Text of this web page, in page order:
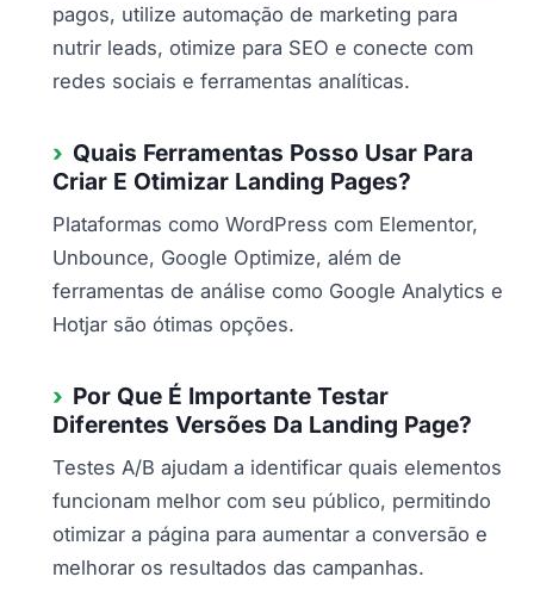
pagos, utilize automação de marketing para
nutrir leads, otimize para SEO e conecte com
redes sociais e ferramentas analíticas.
Quais Ferramentas Posso Usar Para
Criar E Otimizar Landing Pages?
Plataformas como WordPress com Elementor,
Unbounce, Google Optimize, além de
ferramentas de análise como Google Analytics e
Hotjar são ótimas opções.
Por Que É Importante Testar
Diferentes Versões Da Landing Page?
Testes A/B ajudam a identificar quais elementos
funcionam melhor com seu público, permitindo
otimizar a página para aumentar a conversão e
melhorar os resultados das campanhas.